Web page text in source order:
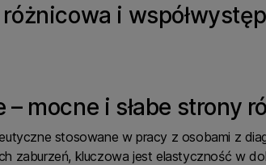
i
mocne i słabe strony
stosowane w pracy z osobami z
zaburzeń, kluczowa jest elastyczność w